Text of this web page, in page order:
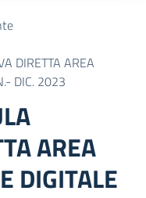
DIRETTA AREA
DIC. 2023
AREA
DIGITALE